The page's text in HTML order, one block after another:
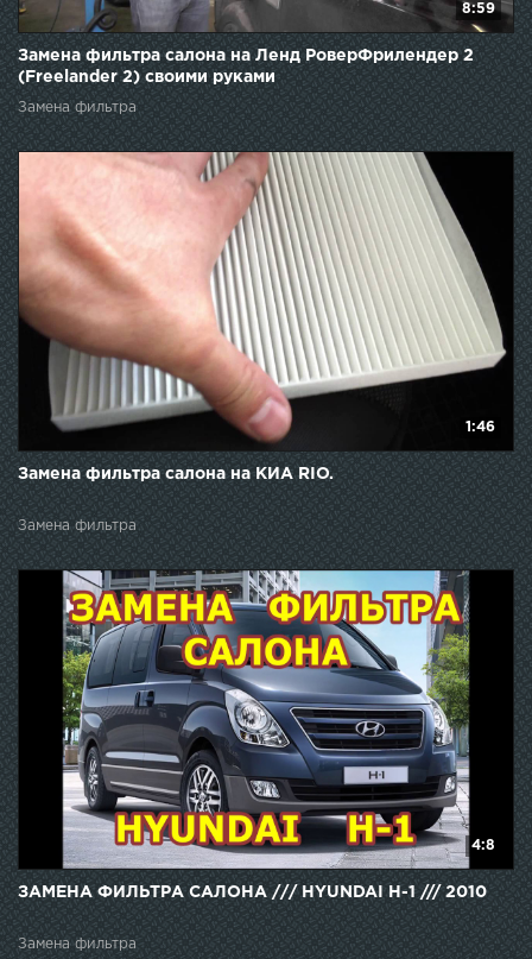
8:59
Замена фильтра салона на Ленд РоверФрилендер 2
(Freelander 2) своими руками
Замена фильтра
1:46
Замена фильтра салона на КИА RIO.
Замена фильтра
4:8
ЗАМЕНА ФИЛЬТРА САЛОНА /// HYUNDAI H-1 /// 2010
Замена фильтра